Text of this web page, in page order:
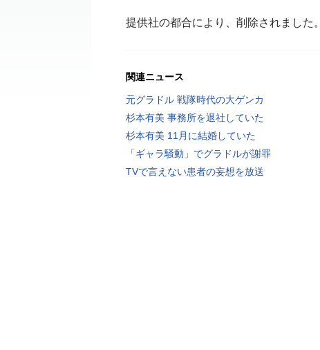
提供社の都合により、削除されました。
関連ニュース
元グラドル 戦隊時代の大ゲンカ
杉本有美 事務所を退社していた
杉本有美 11月に結婚していた
「ギャラ騒動」でグラドルが謝罪
TVで言えない患者の妄想を放送